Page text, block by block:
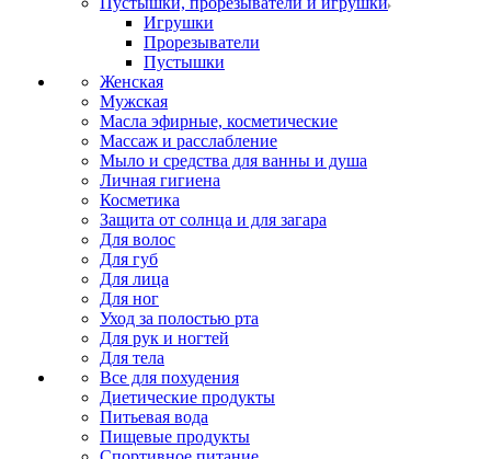
Игрушки
Прорезыватели
Пустышки
Женская
Мужская
Масла эфирные, косметические
Массаж и расслабление
Мыло и средства для ванны и душа
Личная гигиена
Косметика
Защита от солнца и для загара
Для волос
Для губ
Для лица
Для ног
Уход за полостью рта
Для рук и ногтей
Для тела
Все для похудения
Диетические продукты
Питьевая вода
Пищевые продукты